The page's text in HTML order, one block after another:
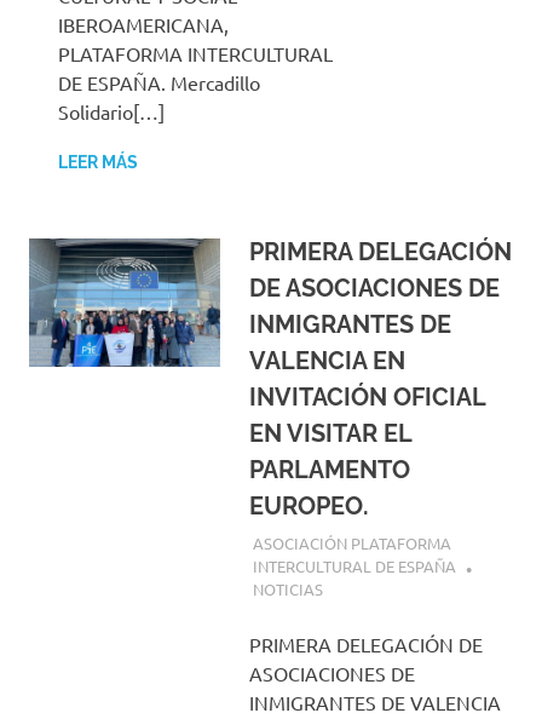
IBEROAMERICANA,
PLATAFORMA INTERCULTURAL
DE ESPAÑA. Mercadillo
Solidario[…]
LEER MÁS
PRIMERA DELEGACIÓN
DE ASOCIACIONES DE
INMIGRANTES DE
VALENCIA EN
INVITACIÓN OFICIAL
EN VISITAR EL
PARLAMENTO
EUROPEO.
6 MARZO, 2025
ASOCIACIÓN PLATAFORMA
INTERCULTURAL DE ESPAÑA
NOTICIAS
PRIMERA DELEGACIÓN DE
ASOCIACIONES DE
INMIGRANTES DE VALENCIA